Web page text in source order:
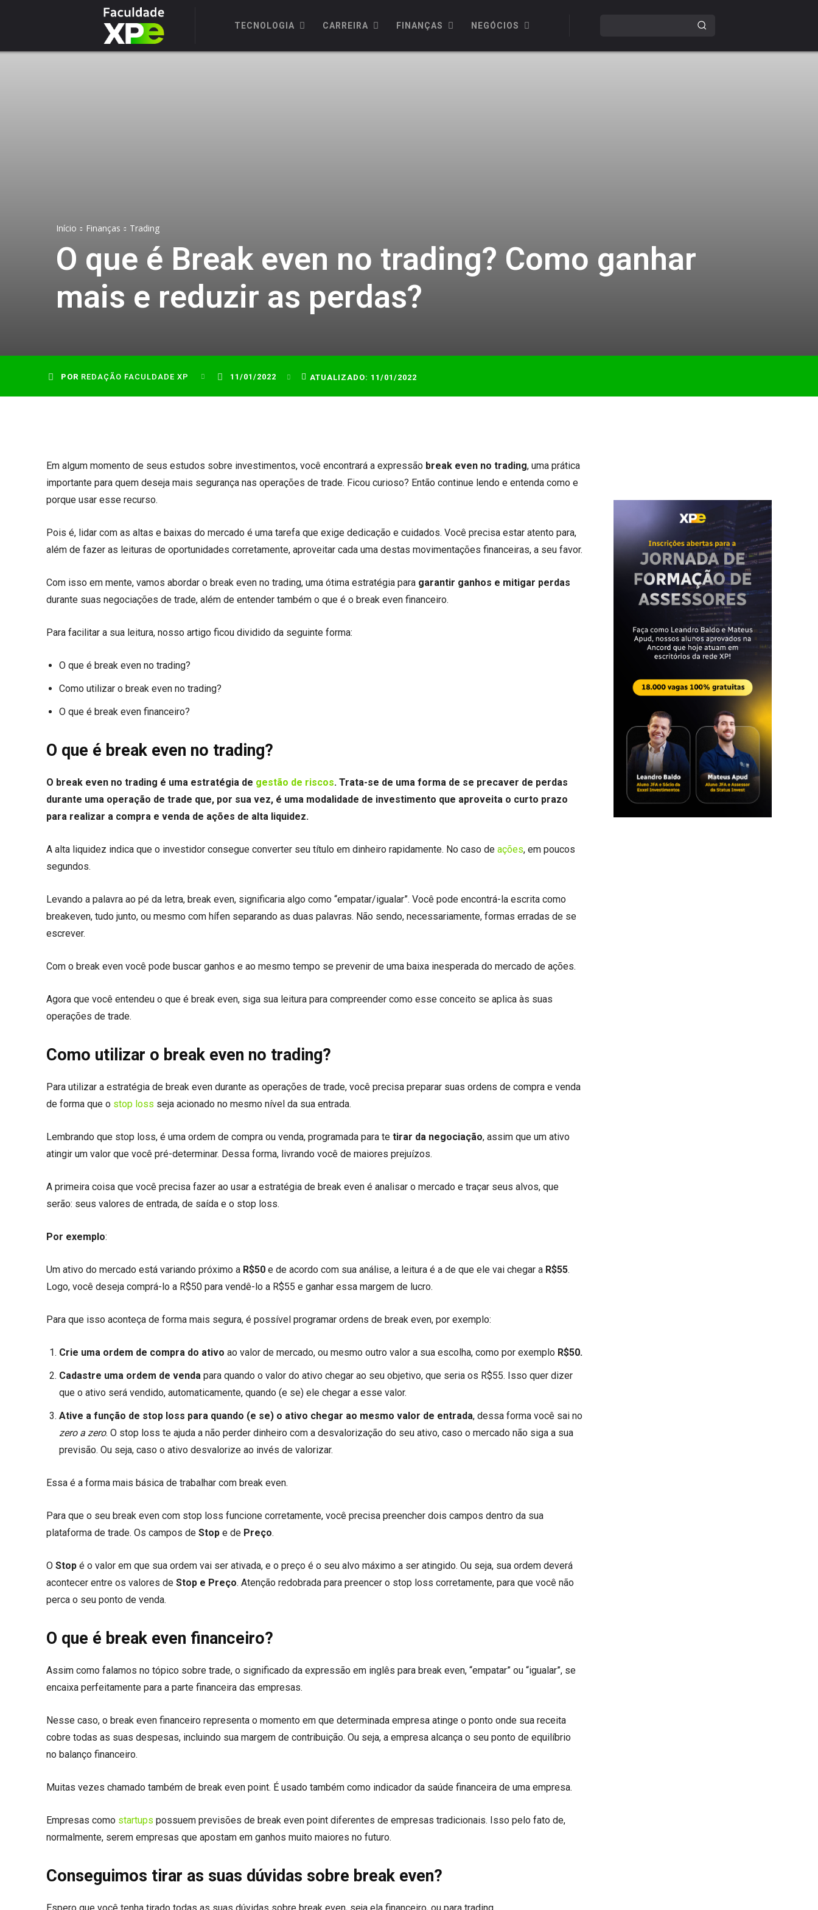
TECNOLOGIA CARREIRA FINANÇAS NEGÓCIOS
Início Finanças Trading
O que é Break even no trading? Como ganhar
mais e reduzir as perdas?
POR REDAÇÃO FACULDADE XP 11/01/2022 ATUALIZADO: 11/01/2022
Em algum momento de seus estudos sobre investimentos, você encontrará a expressão break even no trading, uma prática
importante para quem deseja mais segurança nas operações de trade. Ficou curioso? Então continue lendo e entenda como e
porque usar esse recurso.
Pois é, lidar com as altas e baixas do mercado é uma tarefa que exige dedicação e cuidados. Você precisa estar atento para,
além de fazer as leituras de oportunidades corretamente, aproveitar cada uma destas movimentações financeiras, a seu favor.
Com isso em mente, vamos abordar o break even no trading, uma ótima estratégia para garantir ganhos e mitigar perdas
durante suas negociações de trade, além de entender também o que é o break even financeiro.
Para facilitar a sua leitura, nosso artigo ficou dividido da seguinte forma:
O que é break even no trading?
Como utilizar o break even no trading?
O que é break even financeiro?
O que é break even no trading?
O break even no trading é uma estratégia de gestão de riscos. Trata-se de uma forma de se precaver de perdas
durante uma operação de trade que, por sua vez, é uma modalidade de investimento que aproveita o curto prazo
para realizar a compra e venda de ações de alta liquidez.
A alta liquidez indica que o investidor consegue converter seu título em dinheiro rapidamente. No caso de ações, em poucos
segundos.
Levando a palavra ao pé da letra, break even, significaria algo como “empatar/igualar”. Você pode encontrá-la escrita como
breakeven, tudo junto, ou mesmo com hífen separando as duas palavras. Não sendo, necessariamente, formas erradas de se
escrever.
Com o break even você pode buscar ganhos e ao mesmo tempo se prevenir de uma baixa inesperada do mercado de ações.
Agora que você entendeu o que é break even, siga sua leitura para compreender como esse conceito se aplica às suas
operações de trade.
Como utilizar o break even no trading?
Para utilizar a estratégia de break even durante as operações de trade, você precisa preparar suas ordens de compra e venda
de forma que o stop loss seja acionado no mesmo nível da sua entrada.
Lembrando que stop loss, é uma ordem de compra ou venda, programada para te tirar da negociação, assim que um ativo
atingir um valor que você pré-determinar. Dessa forma, livrando você de maiores prejuízos.
A primeira coisa que você precisa fazer ao usar a estratégia de break even é analisar o mercado e traçar seus alvos, que
serão: seus valores de entrada, de saída e o stop loss.
Por exemplo:
Um ativo do mercado está variando próximo a R$50 e de acordo com sua análise, a leitura é a de que ele vai chegar a R$55.
Logo, você deseja comprá-lo a R$50 para vendê-lo a R$55 e ganhar essa margem de lucro.
Para que isso aconteça de forma mais segura, é possível programar ordens de break even, por exemplo:
Crie uma ordem de compra do ativo ao valor de mercado, ou mesmo outro valor a sua escolha, como por exemplo R$50.
Cadastre uma ordem de venda para quando o valor do ativo chegar ao seu objetivo, que seria os R$55. Isso quer dizer
que o ativo será vendido, automaticamente, quando (e se) ele chegar a esse valor.
Ative a função de stop loss para quando (e se) o ativo chegar ao mesmo valor de entrada, dessa forma você sai no
zero a zero. O stop loss te ajuda a não perder dinheiro com a desvalorização do seu ativo, caso o mercado não siga a sua
previsão. Ou seja, caso o ativo desvalorize ao invés de valorizar.
Essa é a forma mais básica de trabalhar com break even.
Para que o seu break even com stop loss funcione corretamente, você precisa preencher dois campos dentro da sua
plataforma de trade. Os campos de Stop e de Preço.
O Stop é o valor em que sua ordem vai ser ativada, e o preço é o seu alvo máximo a ser atingido. Ou seja, sua ordem deverá
acontecer entre os valores de Stop e Preço. Atenção redobrada para preencer o stop loss corretamente, para que você não
perca o seu ponto de venda.
O que é break even financeiro?
Assim como falamos no tópico sobre trade, o significado da expressão em inglês para break even, “empatar” ou “igualar”, se
encaixa perfeitamente para a parte financeira das empresas.
Nesse caso, o break even financeiro representa o momento em que determinada empresa atinge o ponto onde sua receita
cobre todas as suas despesas, incluindo sua margem de contribuição. Ou seja, a empresa alcança o seu ponto de equilíbrio
no balanço financeiro.
Muitas vezes chamado também de break even point. É usado também como indicador da saúde financeira de uma empresa.
Empresas como startups possuem previsões de break even point diferentes de empresas tradicionais. Isso pelo fato de,
normalmente, serem empresas que apostam em ganhos muito maiores no futuro.
Conseguimos tirar as suas dúvidas sobre break even?
Espero que você tenha tirado todas as suas dúvidas sobre break even, seja ela financeiro, ou para trading.